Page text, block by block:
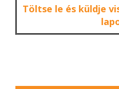
Töltse le és küldje